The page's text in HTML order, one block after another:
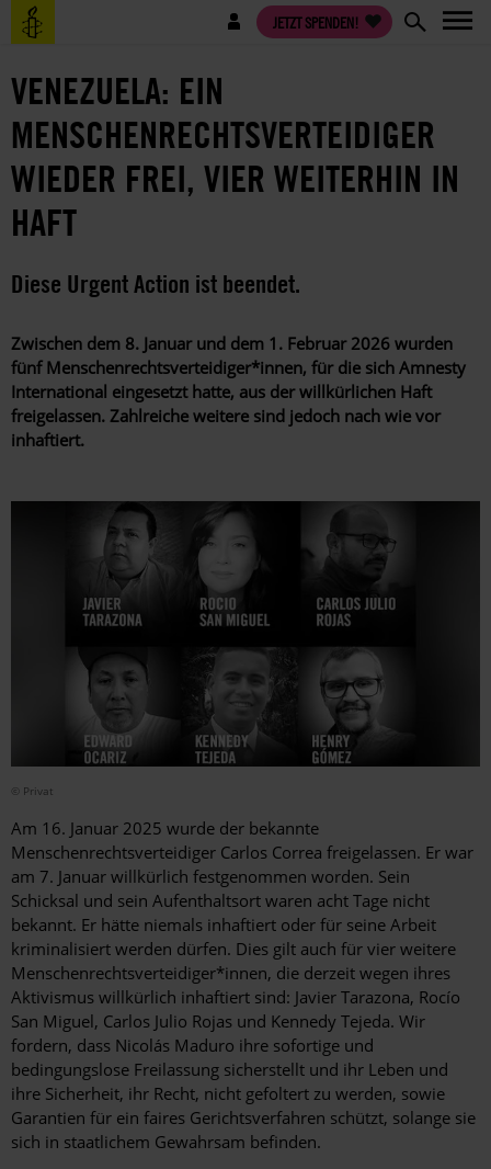
Direkt
zum
Benutzermenü JETZT SPENDEN!
VENEZUELA: EIN
MENSCHENRECHTSVERTEIDIGER
WIEDER FREI, VIER WEITERHIN IN
HAFT
Diese Urgent Action ist beendet.
Zwischen dem 8. Januar und dem 1. Februar 2026 wurden
fünf Menschenrechtsverteidiger*innen, für die sich Amnesty
International eingesetzt hatte, aus der willkürlichen Haft
freigelassen. Zahlreiche weitere sind jedoch nach wie vor
inhaftiert.
© Privat
Am 16. Januar 2025 wurde der bekannte
Menschenrechtsverteidiger Carlos Correa freigelassen. Er war
am 7. Januar willkürlich festgenommen worden. Sein
Schicksal und sein Aufenthaltsort waren acht Tage nicht
bekannt. Er hätte niemals inhaftiert oder für seine Arbeit
kriminalisiert werden dürfen. Dies gilt auch für vier weitere
Menschenrechtsverteidiger*innen, die derzeit wegen ihres
Aktivismus willkürlich inhaftiert sind: Javier Tarazona, Rocío
San Miguel, Carlos Julio Rojas und Kennedy Tejeda. Wir
fordern, dass Nicolás Maduro ihre sofortige und
bedingungslose Freilassung sicherstellt und ihr Leben und
ihre Sicherheit, ihr Recht, nicht gefoltert zu werden, sowie
Garantien für ein faires Gerichtsverfahren schützt, solange sie
sich in staatlichem Gewahrsam befinden.